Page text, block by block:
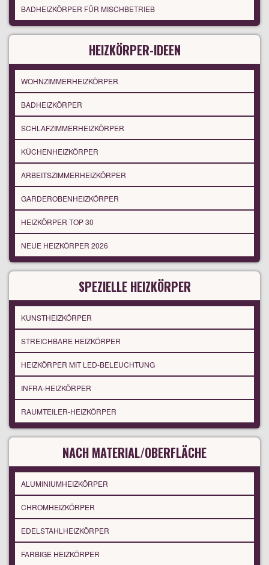
BADHEIZKÖRPER FÜR MISCHBETRIEB
HEIZKÖRPER-IDEEN
WOHNZIMMERHEIZKÖRPER
BADHEIZKÖRPER
SCHLAFZIMMERHEIZKÖRPER
KÜCHENHEIZKÖRPER
ARBEITSZIMMERHEIZKÖRPER
GARDEROBENHEIZKÖRPER
HEIZKÖRPER TOP 30
NEUE HEIZKÖRPER 2026
SPEZIELLE HEIZKÖRPER
KUNSTHEIZKÖRPER
STREICHBARE HEIZKÖRPER
HEIZKÖRPER MIT LED-BELEUCHTUNG
INFRA-HEIZKÖRPER
RAUMTEILER-HEIZKÖRPER
NACH MATERIAL/OBERFLÄCHE
ALUMINIUMHEIZKÖRPER
CHROMHEIZKÖRPER
EDELSTAHLHEIZKÖRPER
FARBIGE HEIZKÖRPER